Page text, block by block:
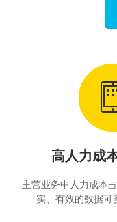
高人力成
主营业务中人力成本
实、有效的数据可